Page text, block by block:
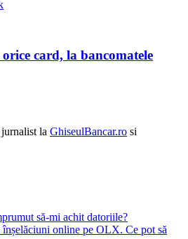
card, la bancomatele
jurnalist la GhiseulBancar.ro si
să-mi achit datoriile?
online pe OLX. Ce pot să